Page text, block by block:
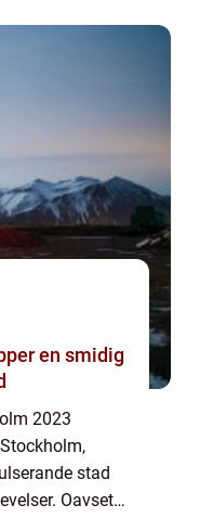
2023
stad
Oavsett